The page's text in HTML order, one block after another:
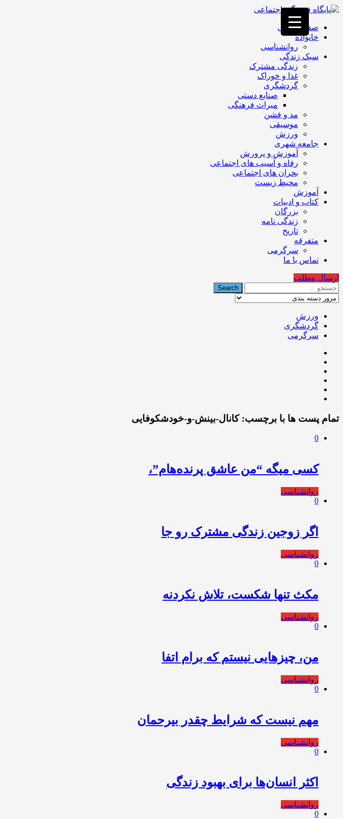
فصد
غرب
تهران
خشکشویی
تصفیه
تهران
صفحه اصلی
خانواده
روانشناسی
سبک زندگی
زندگی مشترک
غذا و خوراک
گردشگری
صنایع دستی
میراث فرهنگی
مد و فشن
موسیقی
ورزش
جامعه شهری
آموزش و پرورش
رفاه و آسیب های اجتماعی
بحران های اجتماعی
محیط زیست
آموزش
کتاب و ادبیات
بزرگان
زندگی نامه
تاریخ
متفرقه
سرگرمی
تماس با ما
ارسال مطلب
ورزش
گردشگری
سرگرمی
تمام پست ها با برچسب:کانال-بینش-و-خودشکوفایی
0
کسی میگه “من عاشق پرنده‌هام”،
روانشناسی
0
️اگر زوجین زندگی مشترک رو جا
روانشناسی
0
مکث تنها شکست، تلاش نکردنه
روانشناسی
0
من، چیزهایی نیستم که برام اتفا
روانشناسی
0
مهم نیست که شرایط چقدر بیرحمان
روانشناسی
0
اکثر انسان‌ها برای بهبود زندگی
روانشناسی
0